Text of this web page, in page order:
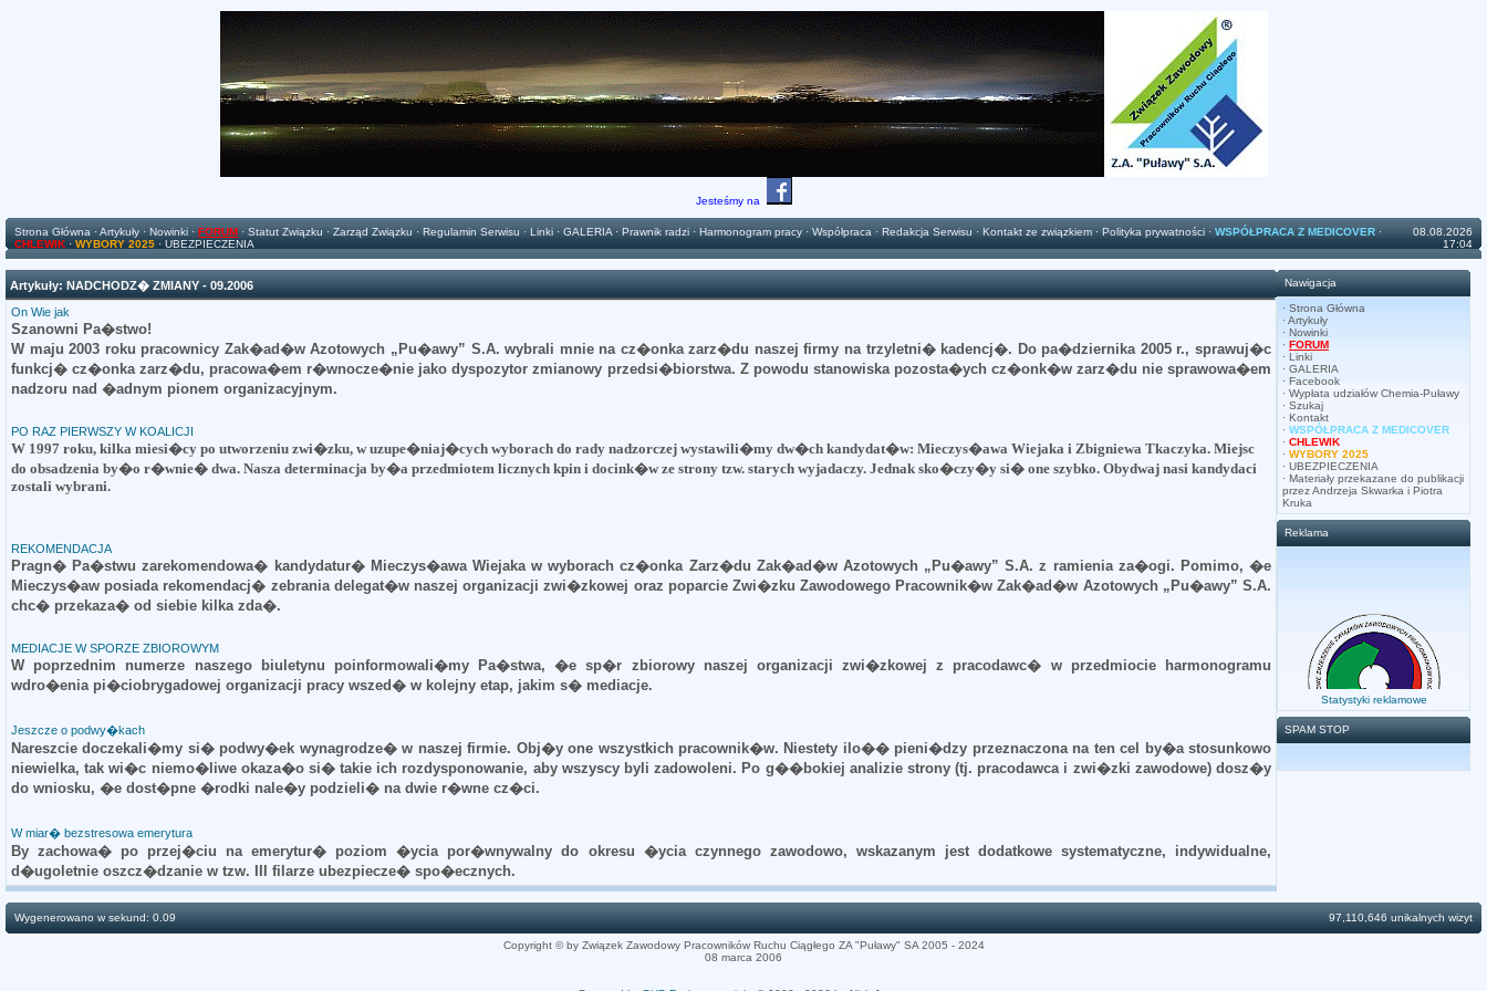
Jesteśmy na
Strona Główna ·Artykuły · Nowinki · FORUM · Statut Związku · Zarząd Związku · Regulamin Serwisu · Linki · GALERIA · Prawnik radzi · Harmonogram pracy · Współpraca · Redakcja Serwisu · Kontakt ze związkiem · Polityka prywatności · WSPÓŁPRACA Z MEDICOVER ·
CHLEWIK · WYBORY 2025 · UBEZPIECZENIA
08.08.2026
17:04
Artykuły: NADCHODZ� ZMIANY - 09.2006
On Wie jak
Szanowni Pa�stwo!
W maju 2003 roku pracownicy Zak�ad�w Azotowych „Pu�awy” S.A. wybrali mnie na cz�onka zarz�du naszej firmy na trzyletni� kadencj�. Do pa�dziernika 2005 r., sprawuj�c
funkcj� cz�onka zarz�du, pracowa�em r�wnocze�nie jako dyspozytor zmianowy przedsi�biorstwa. Z powodu stanowiska pozosta�ych cz�onk�w zarz�du nie sprawowa�em
nadzoru nad �adnym pionem organizacyjnym.
PO RAZ PIERWSZY W KOALICJI
W 1997 roku, kilka miesi�cy po utworzeniu zwi�zku, w uzupe�niaj�cych wyborach do rady nadzorczej wystawili�my dw�ch kandydat�w: Mieczys�awa Wiejaka i Zbigniewa Tkaczyka. Miejsc
do obsadzenia by�o r�wnie� dwa. Nasza determinacja by�a przedmiotem licznych kpin i docink�w ze strony tzw. starych wyjadaczy. Jednak sko�czy�y si� one szybko. Obydwaj nasi kandydaci
zostali wybrani.
REKOMENDACJA
Pragn� Pa�stwu zarekomendowa� kandydatur� Mieczys�awa Wiejaka w wyborach cz�onka Zarz�du Zak�ad�w Azotowych „Pu�awy” S.A. z ramienia za�ogi. Pomimo, �e
Mieczys�aw posiada rekomendacj� zebrania delegat�w naszej organizacji zwi�zkowej oraz poparcie Zwi�zku Zawodowego Pracownik�w Zak�ad�w Azotowych „Pu�awy” S.A.
chc� przekaza� od siebie kilka zda�.
MEDIACJE W SPORZE ZBIOROWYM
W poprzednim numerze naszego biuletynu poinformowali�my Pa�stwa, �e sp�r zbiorowy naszej organizacji zwi�zkowej z pracodawc� w przedmiocie harmonogramu
wdro�enia pi�ciobrygadowej organizacji pracy wszed� w kolejny etap, jakim s� mediacje.
Jeszcze o podwy�kach
Nareszcie doczekali�my si� podwy�ek wynagrodze� w naszej firmie. Obj�y one wszystkich pracownik�w. Niestety ilo�� pieni�dzy przeznaczona na ten cel by�a stosunkowo
niewielka, tak wi�c niemo�liwe okaza�o si� takie ich rozdysponowanie, aby wszyscy byli zadowoleni. Po g��bokiej analizie strony (tj. pracodawca i zwi�zki zawodowe) dosz�y
do wniosku, �e dost�pne �rodki nale�y podzieli� na dwie r�wne cz�ci.
W miar� bezstresowa emerytura
By zachowa� po przej�ciu na emerytur� poziom �ycia por�wnywalny do okresu �ycia czynnego zawodowo, wskazanym jest dodatkowe systematyczne, indywidualne,
d�ugoletnie oszcz�dzanie w tzw. III filarze ubezpiecze� spo�ecznych.
Nawigacja
· Strona Główna
·Artykuły
· Nowinki
· FORUM
· Linki
· GALERIA
· Facebook
· Wypłata udziałów Chemia-Puławy
· Szukaj
· Kontakt
· WSPÓŁPRACA Z MEDICOVER
· CHLEWIK
· WYBORY 2025
· UBEZPIECZENIA
· Materiały przekazane do publikacji
przez Andrzeja Skwarka i Piotra
Kruka
Reklama
Statystyki reklamowe
SPAM STOP
Wygenerowano w sekund: 0.09 97,110,646 unikalnych wizyt
Copyright © by Związek Zawodowy Pracowników Ruchu Ciągłego ZA "Puławy" SA 2005 - 2024
08 marca 2006